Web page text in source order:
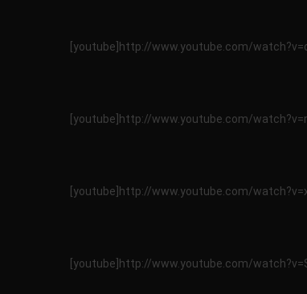
[youtube]http://www.youtube.com/
[youtube]http://www.youtube.com/
[youtube]http://www.youtube.com/
[youtube]http://www.youtube.com/